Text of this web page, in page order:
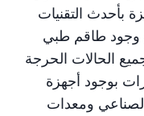
بأحدث التقنيات
وجود طاقم طبي
الحالات الحرجة
بوجود أجهزة
ومعدات